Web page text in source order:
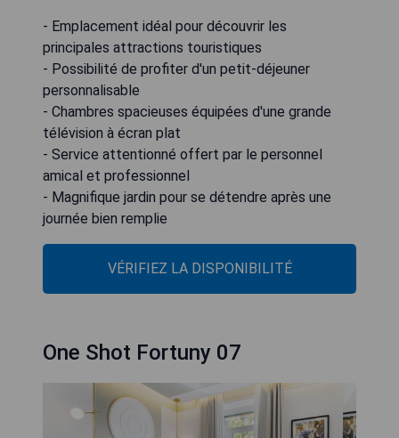
- Emplacement idéal pour découvrir les
principales attractions touristiques
- Possibilité de profiter d'un petit-déjeuner
personnalisable
- Chambres spacieuses équipées d'une grande
télévision à écran plat
- Service attentionné offert par le personnel
amical et professionnel
- Magnifique jardin pour se détendre après une
journée bien remplie
VÉRIFIEZ LA DISPONIBILITÉ
One Shot Fortuny 07